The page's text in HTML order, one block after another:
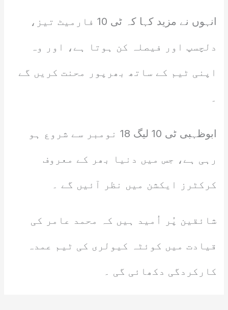
انہوں نے مزید کہا کہ ٹی 10 فارمیٹ تیز،
دلچسپ اور فیصلہ کن ہوتا ہے، اور وہ
اپنی ٹیم کے ساتھ بھرپور محنت کریں گے
۔
ابوظہبی ٹی 10 لیگ 18 نومبر سے شروع ہو
رہی ہے، جس میں دنیا بھر کے معروف
کرکٹرز ایکشن میں نظر آئیں گے ۔
شائقین پُر اُمید ہیں کہ محمد عامر کی
قیادت میں کوئٹہ کیولری کی ٹیم عمدہ
کارکردگی دکھائی گی ۔